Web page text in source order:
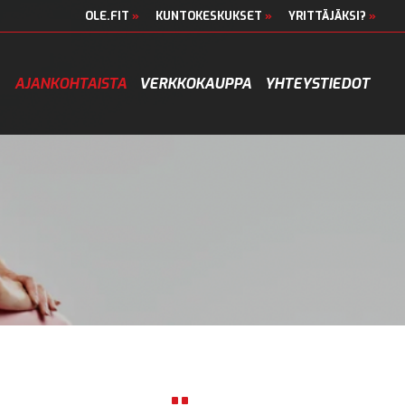
OLE.FIT » KUNTOKESKUKSET » YRITTÄJÄKSI? »
AJANKOHTAISTA VERKKOKAUPPA YHTEYSTIEDOT